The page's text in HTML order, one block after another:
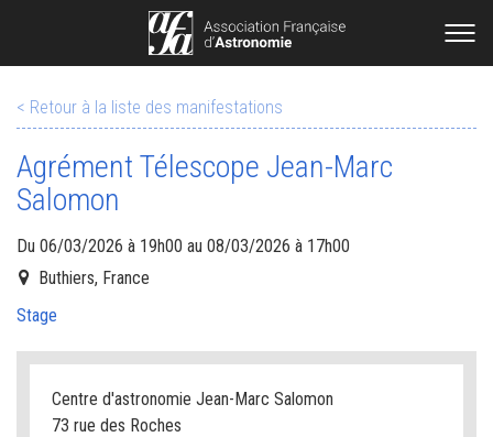
< Retour à la liste des manifestations
Agrément Télescope Jean-Marc
Salomon
Du 06/03/2026 à 19h00 au 08/03/2026 à 17h00
Buthiers, France
Stage
Centre d'astronomie Jean-Marc Salomon
73 rue des Roches